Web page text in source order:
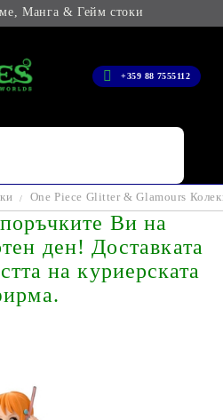
Манга & Гейм стоки
+359 88 7555112
One Piece Glitter & Glamours
Ви на
ден! Доставката
на куриерската